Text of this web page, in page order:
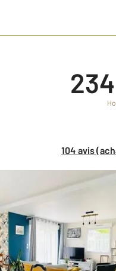
104 avis